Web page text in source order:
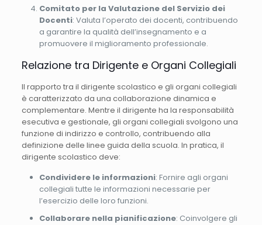
Comitato per la Valutazione del Servizio dei
Docenti: Valuta l’operato dei docenti, contribuendo
a garantire la qualità dell’insegnamento e a
promuovere il miglioramento professionale.
Relazione tra Dirigente e Organi Collegiali
Il rapporto tra il dirigente scolastico e gli organi collegiali
è caratterizzato da una collaborazione dinamica e
complementare. Mentre il dirigente ha la responsabilità
esecutiva e gestionale, gli organi collegiali svolgono una
funzione di indirizzo e controllo, contribuendo alla
definizione delle linee guida della scuola. In pratica, il
dirigente scolastico deve:
Condividere le informazioni: Fornire agli organi
collegiali tutte le informazioni necessarie per
l’esercizio delle loro funzioni.
Collaborare nella pianificazione: Coinvolgere gli